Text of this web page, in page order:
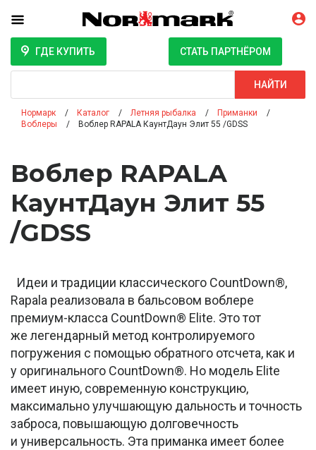
ГДЕ КУПИТЬ СТАТЬ ПАРТНЁРОМ
НАЙТИ
Нормарк Каталог Летняя рыбалка
Приманки
Воблеры
Воблер RAPALA КаунтДаун Элит 55 /GDSS
Воблер RAPALA
КаунтДаун Элит 55
/GDSS
Идеи и традиции классического CountDown®,
Rapala реализовала в бальсовом воблере
премиум-класса CountDown® Elite. Это тот
же легендарный метод контролируемого
погружения с помощью обратного отсчета, как и
у оригинального CountDown®. Но модель Elite
имеет иную, современную конструкцию,
максимально улучшающую дальность и точность
заброса, повышающую долговечность
и универсальность. Эта приманка имеет более